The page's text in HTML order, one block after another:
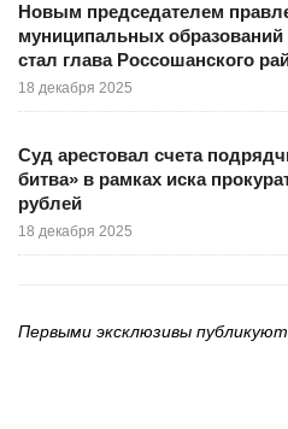
Новым председателем
муниципальных
стал глава Россошанского
18 декабря 2025
Суд арестовал счета
битва» в рамках иска
рублей
18 декабря 2025
Первыми эксклюзивы